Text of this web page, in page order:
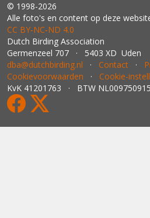
© 1998-2026
Alle foto's en content op deze
CC BY‑NC‑ND 4.0
Dutch Birding Association
Germenzeel 707 · 5403 XD Uden
dba@dutchbirding.nl · Contact ·
Cookievoorwaarden · Cookie-
KvK 41201763 · BTW